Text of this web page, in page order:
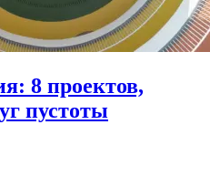
8 проектов,
пустоты